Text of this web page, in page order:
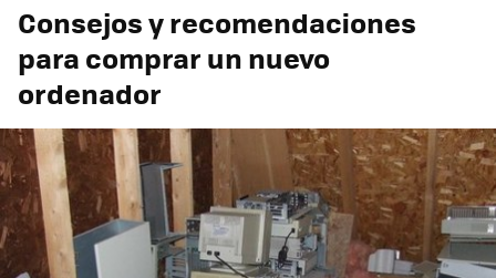
Consejos y recomendaciones
para comprar un nuevo
ordenador